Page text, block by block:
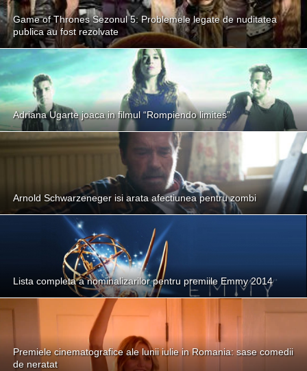
Game of Thrones Sezonul 5: Problemele legate de nuditatea
publica au fost rezolvate
Adriana Ugarte joaca in filmul “Rompiendo limites”
Arnold Schwarzeneger isi arata afectiunea pentru zombi
Lista completa a nominalizarilor pentru premiile Emmy 2014
Premiele cinematografice ale lunii iulie in Romania: sase comedii
de neratat